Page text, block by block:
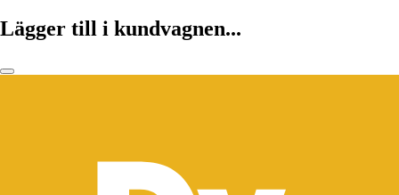
Lägger till i kundvagnen...